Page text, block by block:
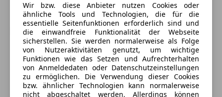
Wir bzw. diese Anbieter nutzen Cookies oder
ähnliche Tools und Technologien, die für die
essentielle Seitenfunktionen erforderlich sind und
die einwandfreie Funktionalität der Webseite
sicherstellen. Sie werden normalerweise als Folge
von Nutzeraktivitäten genutzt, um wichtige
Funktionen wie das Setzen und Aufrechterhalten
von Anmeldedaten oder Datenschutzeinstellungen
zu ermöglichen. Die Verwendung dieser Cookies
bzw. ähnlicher Technologien kann normalerweise
nicht abgeschaltet werden. Allerdings können